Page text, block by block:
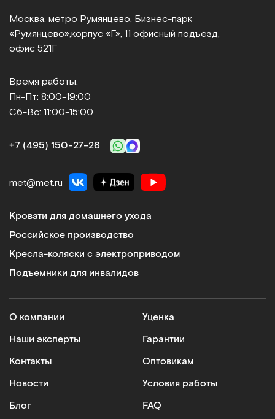
Москва, метро Румянцево, Бизнес‑парк
«Румянцево», корпус «Г», 11 офисный подъезд,
офис 521Г
Время работы:
Пн-Пт: 8:00-19:00
Сб-Вс: 11:00-15:00
+7 (495) 150‑27‑26
met@met.ru
Кровати для домашнего ухода
Российское производство
Кресла-коляски с электроприводом
Подъемники для инвалидов
О компании
Наши эксперты
Контакты
Новости
Блог
Уценка
Гарантии
Оптовикам
Условия работы
FAQ